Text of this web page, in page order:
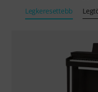
Legkeresettebb